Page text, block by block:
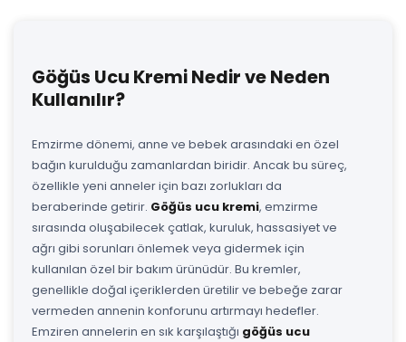
Göğüs Ucu Kremi Nedir ve Neden
Kullanılır?
Emzirme dönemi, anne ve bebek arasındaki en özel
bağın kurulduğu zamanlardan biridir. Ancak bu süreç,
özellikle yeni anneler için bazı zorlukları da
beraberinde getirir. Göğüs ucu kremi, emzirme
sırasında oluşabilecek çatlak, kuruluk, hassasiyet ve
ağrı gibi sorunları önlemek veya gidermek için
kullanılan özel bir bakım ürünüdür. Bu kremler,
genellikle doğal içeriklerden üretilir ve bebeğe zarar
vermeden annenin konforunu artırmayı hedefler.
Emziren annelerin en sık karşılaştığı göğüs ucu